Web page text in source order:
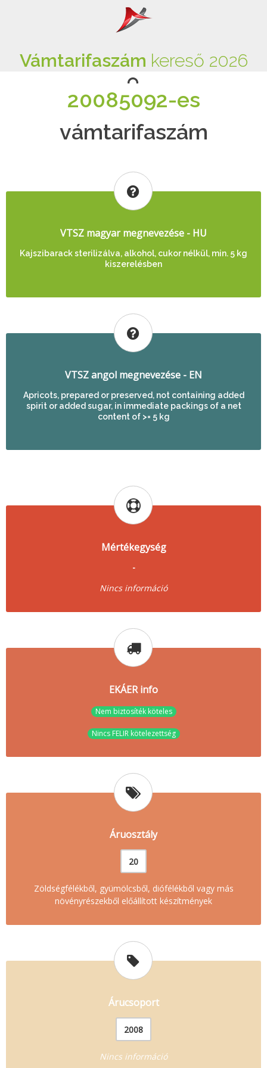
Vámtarifaszám kereső 2026
20085092-es
vámtarifaszám
VTSZ magyar megnevezése - HU
Kajszibarack sterilizálva, alkohol, cukor nélkül, min. 5 kg
kiszerelésben
VTSZ angol megnevezése - EN
Apricots, prepared or preserved, not containing added
spirit or added sugar, in immediate packings of a net
content of >= 5 kg
Mértékegység
-
Nincs információ
EKÁER info
Nem biztosíték köteles
Nincs FELIR kötelezettség
Áruosztály
20
Zöldségfélékből, gyümölcsből, diófélékből vagy más
növényrészekből előállított készítmények
Árucsoport
2008
Nincs információ